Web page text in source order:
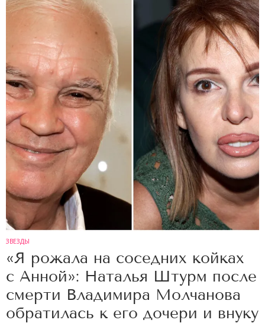
ЗВЕЗДЫ
«Я рожала на соседних койках
с Анной»: Наталья Штурм после
смерти Владимира Молчанова
обратилась к его дочери и внуку